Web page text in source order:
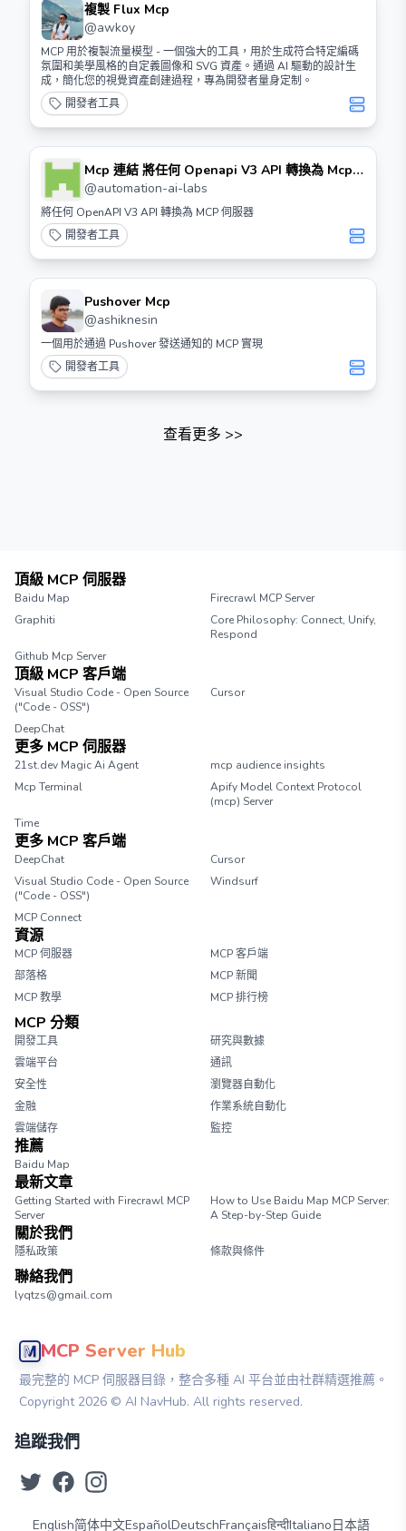
複製 Flux Mcp
@awkoy
MCP 用於複製流量模型 - 一個強大的工具，用於生成符合特定編碼
氛圍和美學風格的自定義圖像和 SVG 資產。通過 AI 驅動的設計生
成，簡化您的視覺資產創建過程，專為開發者量身定制。
開發者工具
Mcp 連結 將任何 Openapi V3 API 轉換為 Mcp
伺服器
@automation-ai-labs
將任何 OpenAPI V3 API 轉換為 MCP 伺服器
開發者工具
Pushover Mcp
@ashiknesin
一個用於通過 Pushover 發送通知的 MCP 實現
開發者工具
查看更多 >>
頂級 MCP 伺服器
Baidu Map
Firecrawl MCP Server
Graphiti
Core Philosophy: Connect, Unify,
Respond
Github Mcp Server
頂級 MCP 客戶端
Visual Studio Code - Open Source
("Code - OSS")
Cursor
DeepChat
更多 MCP 伺服器
21st.dev Magic Ai Agent
mcp audience insights
Mcp Terminal
Apify Model Context Protocol
(mcp) Server
Time
更多 MCP 客戶端
DeepChat
Cursor
Visual Studio Code - Open Source
("Code - OSS")
Windsurf
MCP Connect
資源
MCP 伺服器
MCP 客戶端
部落格
MCP 新聞
MCP 教學
MCP 排行榜
MCP 分類
開發工具
研究與數據
雲端平台
通訊
安全性
瀏覽器自動化
金融
作業系統自動化
雲端儲存
監控
推薦
Baidu Map
最新文章
Getting Started with Firecrawl MCP
Server
How to Use Baidu Map MCP Server:
A Step-by-Step Guide
關於我們
隱私政策 條款與條件
聯絡我們
lyqtzs@gmail.com
MCP Server Hub
最完整的 MCP 伺服器目錄，整合多種 AI 平台並由社群精選推薦。
Copyright 2026© AI NavHub. All rights reserved.
追蹤我們
English简体中文EspañolDeutschFrançaisहिन्दीItaliano日本語